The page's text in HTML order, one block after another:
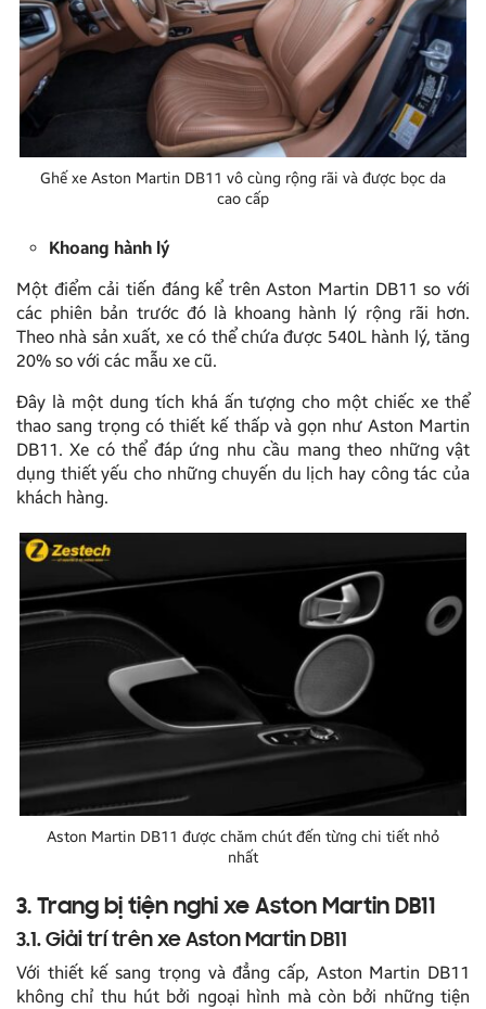
Ghế xe Aston Martin DB11 vô cùng rộng rãi và được bọc da
cao cấp
Khoang hành lý
Một điểm cải tiến đáng kể trên Aston Martin DB11 so với
các phiên bản trước đó là khoang hành lý rộng rãi hơn.
Theo nhà sản xuất, xe có thể chứa được 540L hành lý, tăng
20% so với các mẫu xe cũ.
Đây là một dung tích khá ấn tượng cho một chiếc xe thể
thao sang trọng có thiết kế thấp và gọn như Aston Martin
DB11. Xe có thể đáp ứng nhu cầu mang theo những vật
dụng thiết yếu cho những chuyến du lịch hay công tác của
khách hàng.
Aston Martin DB11 được chăm chút đến từng chi tiết nhỏ
nhất
3. Trang bị tiện nghi xe Aston Martin DB11
3.1. Giải trí trên xe Aston Martin DB11
Với thiết kế sang trọng và đẳng cấp, Aston Martin DB11
không chỉ thu hút bởi ngoại hình mà còn bởi những tiện